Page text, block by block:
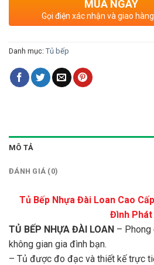
MUA NGAY
Gọi điện xác nhận và giao
Danh mục: Tủ bếp
MÔ TẢ
ĐÁNH GIÁ (0)
Tủ Bếp Nhựa Đài Loan Cao
Đình Phát
TỦ BẾP NHỰA ĐÀI LOAN – Phong
không gian gia đình bạn.
– Tủ được đo đạc và thiết kế trực